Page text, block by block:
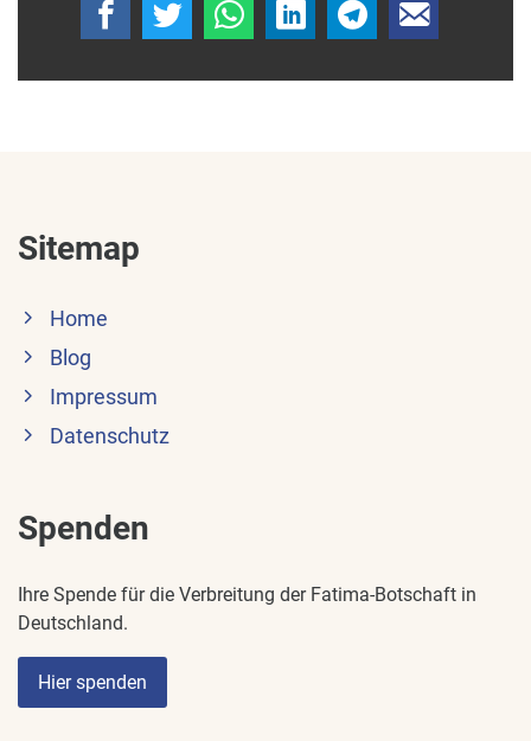
Sitemap
Home
Blog
Impressum
Datenschutz
Spenden
Ihre Spende für die Verbreitung der Fatima-Botschaft in
Deutschland.
Hier spenden